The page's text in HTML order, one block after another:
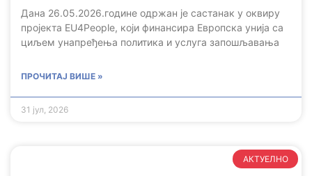
Дана 26.05.2026.године одржан је састанак у оквиру
пројекта EU4People, који финансира Европска унија са
циљем унапређења политика и услуга запошљавања
ПРОЧИТАЈ ВИШЕ »
31 јул, 2026
АКТУЕЛНО